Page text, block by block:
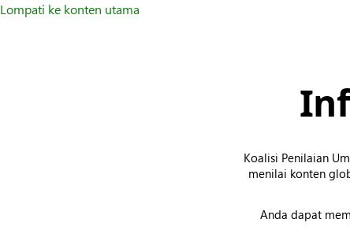
Lompati ke konten utama
Koalisi Penilaian
menilai konten
Anda dapat